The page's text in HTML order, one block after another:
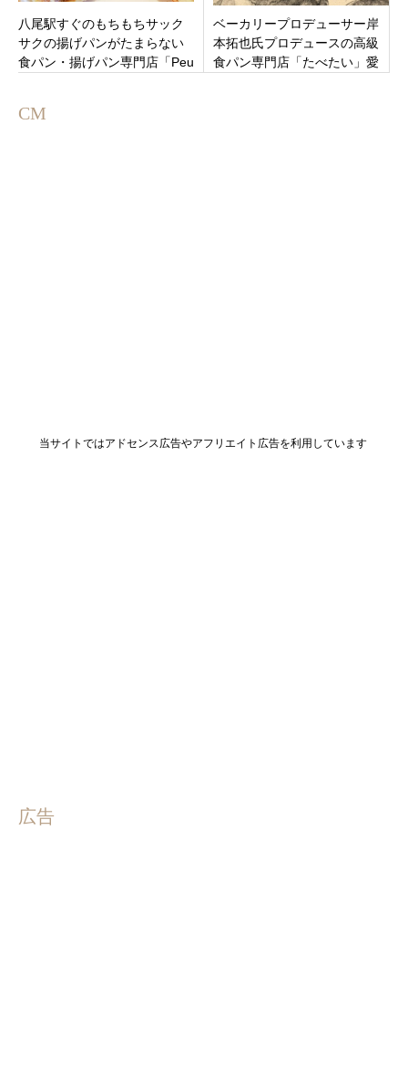
八尾駅すぐのもちもちサック
サクの揚げパンがたまらない
食パン・揚げパン専門店「Peu
ベーカリープロデューサー岸
本拓也氏プロデュースの高級
食パン専門店「たべたい」愛
CM
当サイトではアドセンス広告やアフリエイト広告を利用しています
広告